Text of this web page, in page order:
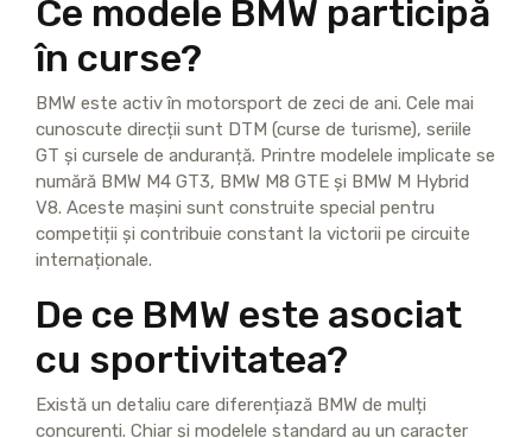
Ce modele BMW participă
în curse?
BMW este activ în motorsport de zeci de ani. Cele mai
cunoscute direcții sunt DTM (curse de turisme), seriile
GT și cursele de anduranță. Printre modelele implicate se
numără BMW M4 GT3, BMW M8 GTE și BMW M Hybrid
V8. Aceste mașini sunt construite special pentru
competiții și contribuie constant la victorii pe circuite
internaționale.
De ce BMW este asociat
cu sportivitatea?
Există un detaliu care diferențiază BMW de mulți
concurenți. Chiar și modelele standard au un caracter